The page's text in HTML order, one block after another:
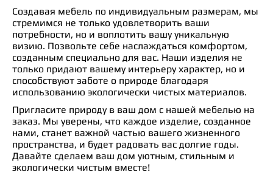
Создавая мебель по индивидуальным размерам, мы
стремимся не только удовлетворить ваши
потребности, но и воплотить вашу уникальную
визию. Позвольте себе наслаждаться комфортом,
созданным специально для вас. Наши изделия не
только придают вашему интерьеру характер, но и
способствуют заботе о природе благодаря
использованию экологически чистых материалов.
Пригласите природу в ваш дом с нашей мебелью на
заказ. Мы уверены, что каждое изделие, созданное
нами, станет важной частью вашего жизненного
пространства, и будет радовать вас долгие годы.
Давайте сделаем ваш дом уютным, стильным и
экологически чистым вместе!